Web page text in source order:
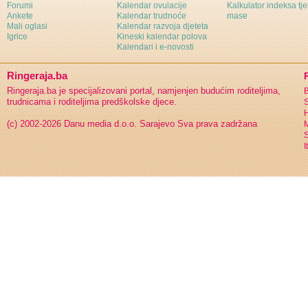
Forumi
Ankete
Mali oglasi
Igrice
Kalendar ovulacije
Kalendar trudnoće
Kalendar razvoja djeteta
Kineski kalendar polova
Kalendari i e-novosti
Kalkulator indeksa
mase
Ringeraja.ba
Ringeraja.ba je specijalizovani portal, namjenjen budućim roditeljima,
trudnicama i roditeljima predškolske djece.
(c) 2002-2026 Danu media d.o.o. Sarajevo Sva prava zadržana